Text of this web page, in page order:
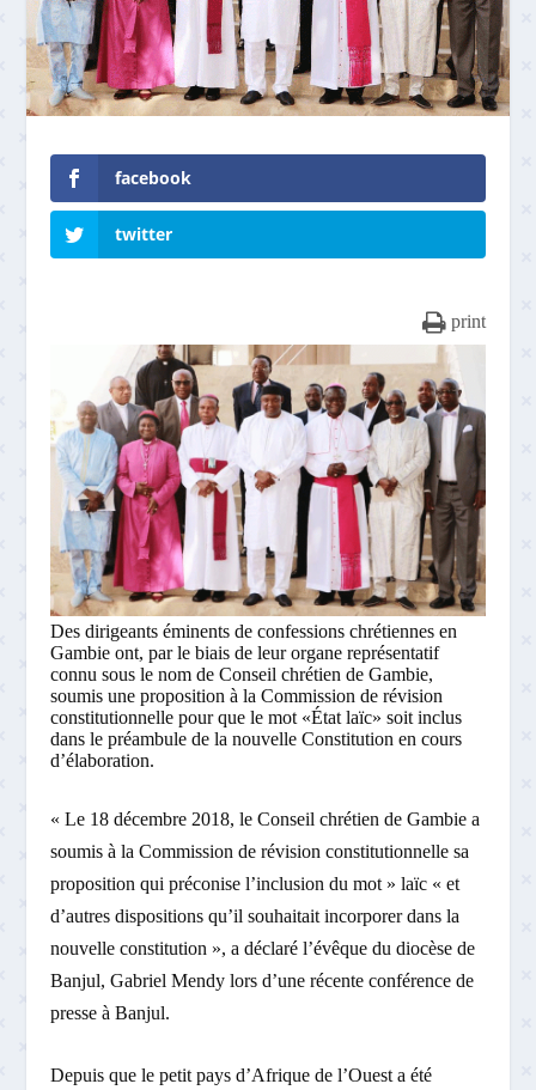
facebook
twitter
print
Des dirigeants éminents de confessions chrétiennes en
Gambie ont, par le biais de leur organe représentatif
connu sous le nom de Conseil chrétien de Gambie,
soumis une proposition à la Commission de révision
constitutionnelle pour que le mot «État laïc» soit inclus
dans le préambule de la nouvelle Constitution en cours
d’élaboration.
« Le 18 décembre 2018, le Conseil chrétien de Gambie a
soumis à la Commission de révision constitutionnelle sa
proposition qui préconise l’inclusion du mot » laïc « et
d’autres dispositions qu’il souhaitait incorporer dans la
nouvelle constitution », a déclaré l’évêque du diocèse de
Banjul, Gabriel Mendy lors d’une récente conférence de
presse à Banjul.
Depuis que le petit pays d’Afrique de l’Ouest a été